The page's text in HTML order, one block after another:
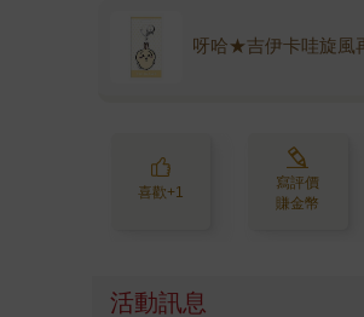
呀哈★吉伊卡哇旋風
喜歡+1
寫評價
賺金幣
活動訊息